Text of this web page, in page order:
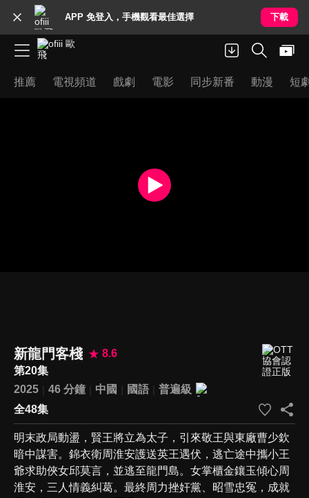
APP 免登入，手機觀看最佳選擇 下載
推薦 電視頻道 戲劇 電影 同步新番 動漫 短
新龍門客棧
8.6
第20集
2025
46 分鐘 中國 國語
普遍級
全48集
明末政局動盪，賢王將立為太子，引來敬王與東廠曹少欽
暗中謀害。錦衣衛周淮安護送英王遇伏，逃亡途中攜小王
爺求助俠女邱莫言，並逃至龍門島。女掌櫃金鑲玉傾心周
淮安，三人情義糾葛。最終周力挫奸黨、昭雪忠冤，成就